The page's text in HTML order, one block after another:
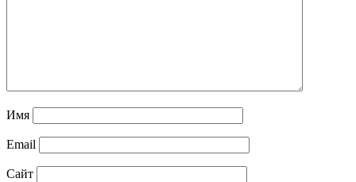
Имя
Email
Сайт